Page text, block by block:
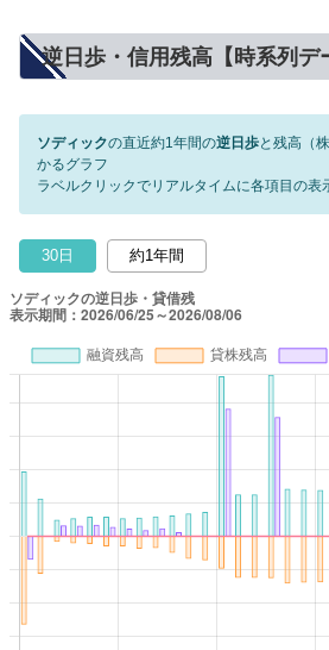
逆日歩・信用残高【時系列デ
ソディックの直近約1年間の逆日歩と残高（
かるグラフ
ラベルクリックでリアルタイムに各項目の表
30日 約1年間